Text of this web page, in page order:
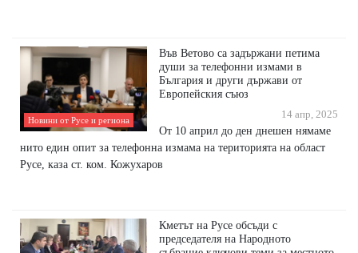
Новини от Русе и региона
Във Ветово са задържани петима
души за телефонни измами в
България и други държави от
Европейския съюз
14 апр, 2025
От 10 април до ден днешен нямаме
нито един опит за телефонна измама на територията на област
Русе, каза ст. ком. Кожухаров
Кметът на Русе обсъди с
председателя на Народното